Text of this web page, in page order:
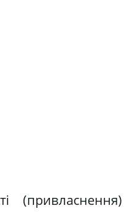
(привласнення)